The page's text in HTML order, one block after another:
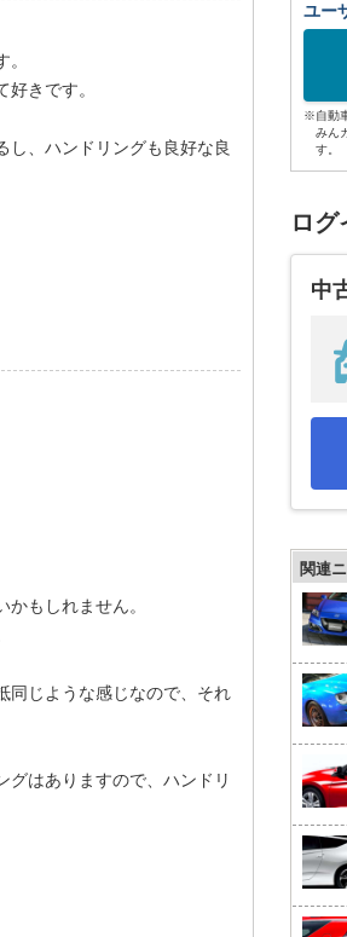
きです。
し、ハンドリングも良好な良
もしれません。
同じような感じなので、それ
はありますので、ハンドリ
ユー
※自動
みん
す。
ログ
中
関連